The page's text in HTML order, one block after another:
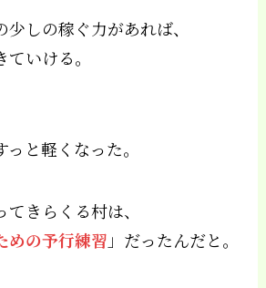
しの稼ぐ力があれば、
いける。
と軽くなった。
きらくる村は、
めの予行練習 」だったんだと。